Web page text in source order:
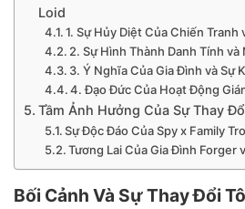
Loid
1. Sự Hủy Diệt Của Chiến Tranh
2. Sự Hình Thành Danh Tính
3. Ý Nghĩa Của Gia Đình và Sự
4. Đạo Đức Của Hoạt Động
Tầm Ảnh Hưởng Của Sự Thay
Sự Độc Đáo Của Spy x Family
Tương Lai Của Gia Đình Forger
Bối Cảnh Và Sự Thay Đổi